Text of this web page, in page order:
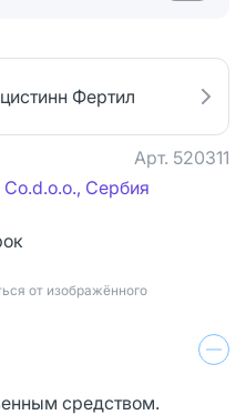
Фертил
Арт. 520311
Co.d.o.o., Сербия
от изображённого
средством.